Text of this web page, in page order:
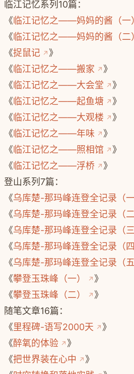
临江记忆系列10篇：
《临江记忆之——妈妈的酱（一
《临江记忆之——妈妈的酱（二
《捉鼠记
》
《临江记忆之——搬家
》
《临江记忆之——大会堂
》
《临江记忆之——起鱼塘
》
《临江记忆之——大观楼
》
《临江记忆之——年味
》
《临江记忆之——照相馆
》
《临江记忆之——浮桥
》
登山系列7篇：
《乌库楚-那玛峰连登全记录（一
《乌库楚-那玛峰连登全记录（二
《乌库楚-那玛峰连登全记录（三
《乌库楚-那玛峰连登全记录（四
《乌库楚-那玛峰连登全记录（
《攀登玉珠峰（一）
》
《攀登玉珠峰（二）
》
随笔文章16篇：
《里程碑-语写2000天
》
《醉氧的体验
》
《把世界装在心中
》